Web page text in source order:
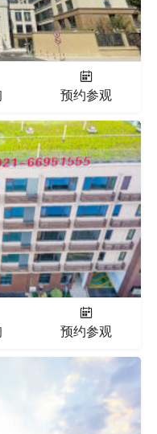
预约参观
预约参观